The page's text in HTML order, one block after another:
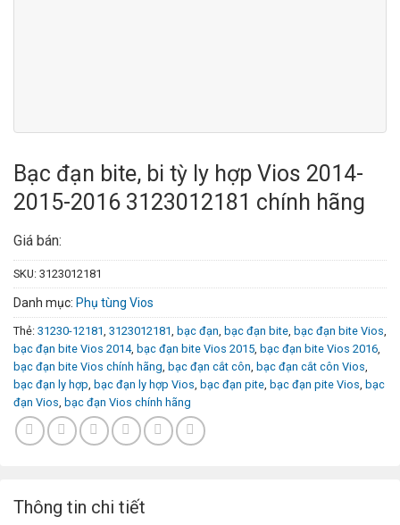
Bạc đạn bite, bi tỳ ly hợp Vios 2014-
2015-2016 3123012181 chính hãng
Giá bán:
SKU: 3123012181
Danh mục: Phụ tùng Vios
Thẻ: 31230-12181, 3123012181, bạc đạn, bạc đạn bite, bạc đạn bite Vios,
bạc đạn bite Vios 2014, bạc đạn bite Vios 2015, bạc đạn bite Vios 2016,
bạc đạn bite Vios chính hãng, bạc đạn cắt côn, bạc đạn cắt côn Vios,
bạc đạn ly hợp, bạc đạn ly hợp Vios, bạc đạn pite, bạc đạn pite Vios, bạc
đạn Vios, bạc đạn Vios chính hãng
Thông tin chi tiết